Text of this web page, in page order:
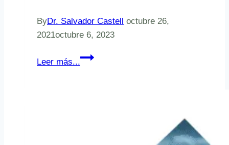
ByDr. Salvador Castell octubre 26,
2021octubre 6, 2023
Leer más...
Reforestación